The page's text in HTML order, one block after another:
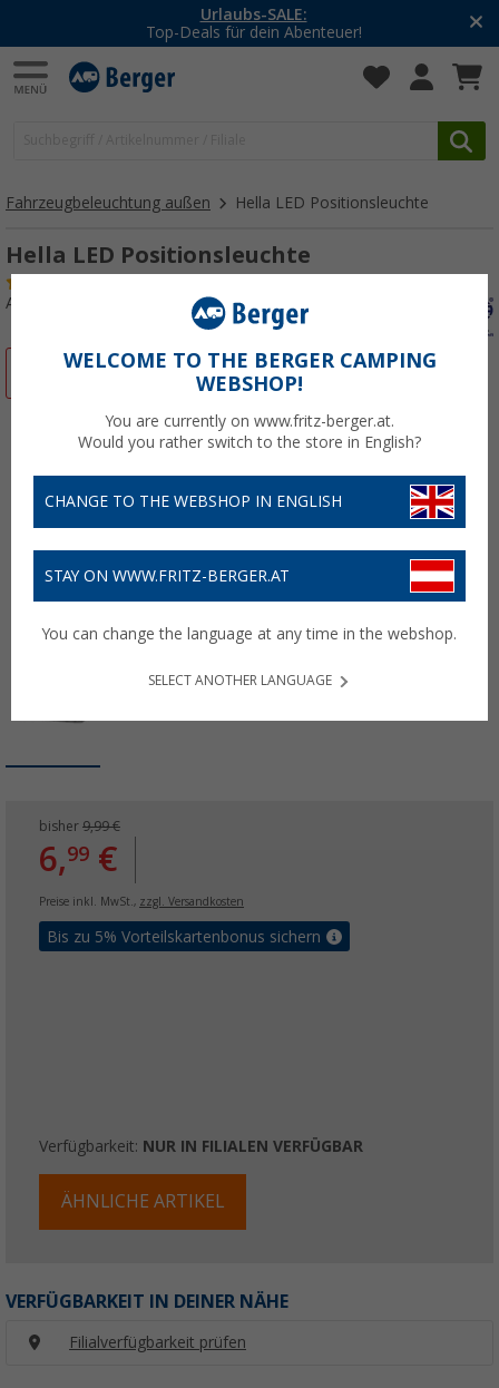
Urlaubs-SALE:
Top-Deals für dein Abenteuer!
Fahrzeugbeleuchtung außen Hella LED Positionsleuchte
Hella LED Positionsleuchte
Art.-Nr.: 233220
bisher 9,99 €
6,99 €
Preise inkl. MwSt., zzgl. Versandkosten
Bis zu 5% Vorteilskartenbonus sichern
Verfügbarkeit: NUR IN FILIALEN VERFÜGBAR
ÄHNLICHE ARTIKEL
VERFÜGBARKEIT IN DEINER NÄHE
Filialverfügbarkeit prüfen
WELCOME TO THE BERGER CAMPING
WEBSHOP!
You are currently on www.fritz-berger.at.
Would you rather switch to the store in English?
CHANGE TO THE WEBSHOP IN ENGLISH
STAY ON WWW.FRITZ-BERGER.AT
You can change the language at any time in the webshop.
SELECT ANOTHER LANGUAGE